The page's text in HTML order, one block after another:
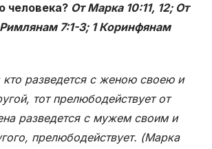
человека? От Марка 10:11, 12; От
7:1-3; 1 Коринфянам
кто разведется с женою своею и
тот прелюбодействует от
разведется с мужем своим и
прелюбодействует. (Марка